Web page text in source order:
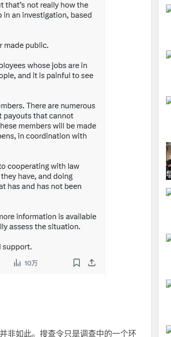
非如此。搜查令只是调查中的一个环